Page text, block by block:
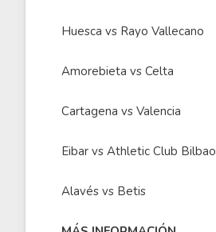
Huesca vs Rayo Vallecano
Amorebieta vs Celta
Cartagena vs Valencia
Eibar vs Athletic Club Bilbao
Alavés vs Betis